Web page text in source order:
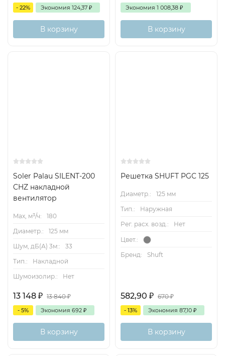
- 22% Экономия 124,37 ₽
В корзину
Экономия 1 008,38 ₽
В корзину
Soler Palau SILENT-200
CHZ накладной
вентилятор
Max, м³/ч:
180
Диаметр.:
125 мм
Шум, дБ(А) 3м::
33
Тип.:
Накладной
Шумоизолир.:
Нет
13 148 ₽ 13 840₽
- 5% Экономия 692 ₽
В корзину
Решетка SHUFT PGC 125
Диаметр.:
125 мм
Тип.:
Наружная
Рег. расх. возд.:
Нет
Цвет.:
Бренд: Shuft
582,90 ₽ 670₽
- 13% Экономия 87,10 ₽
В корзину